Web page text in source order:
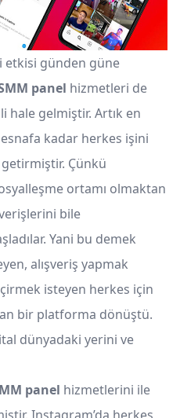
etkisi günden güne
panel hizmetleri de
hale gelmiştir. Artık en
kadar herkes işini
Çünkü
ortamı olmaktan
bile
Yani bu demek
alışveriş yapmak
isteyen herkes için
bir platforma dönüştü.
dünyadaki yerini ve
panel hizmetlerini ile